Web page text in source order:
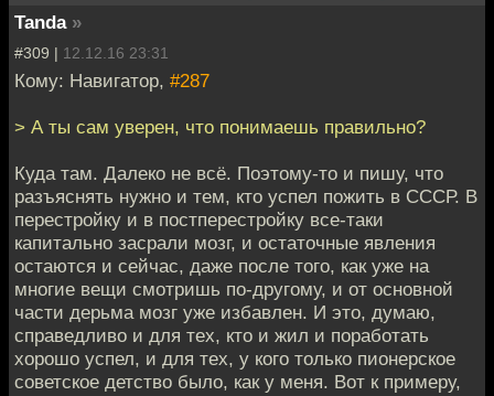
Tanda »
#309 | 12.12.16 23:31
Кому: Навигатор, #287
> А ты сам уверен, что понимаешь правильно?
Куда там. Далеко не всё. Поэтому-то и пишу, что
разъяснять нужно и тем, кто успел пожить в СССР. В
перестройку и в постперестройку все-таки
капитально засрали мозг, и остаточные явления
остаются и сейчас, даже после того, как уже на
многие вещи смотришь по-другому, и от основной
части дерьма мозг уже избавлен. И это, думаю,
справедливо и для тех, кто и жил и поработать
хорошо успел, и для тех, у кого только пионерское
советское детство было, как у меня. Вот к примеру,